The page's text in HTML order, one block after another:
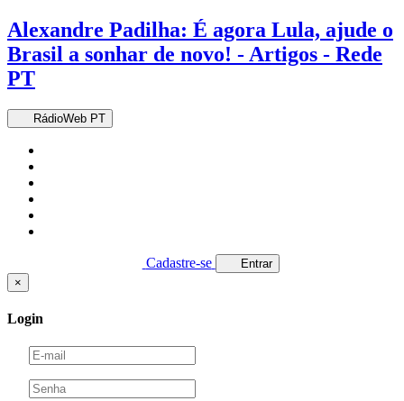
Alexandre Padilha: É agora Lula, ajude o
Brasil a sonhar de novo! - Artigos - Rede
PT
RádioWeb PT
Cadastre-se
Entrar
×
Login